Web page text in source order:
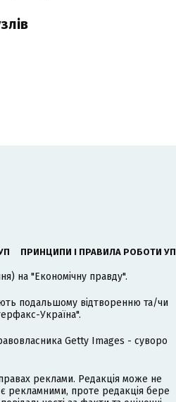
ПРИНЦИПИ І ПРАВИЛА РОБОТИ УП
на "Економічну правду".
подальшому відтворенню та/чи
Україна".
Getty Images - суворо
реклами. Редакція може не
рекламними, проте редакція бере